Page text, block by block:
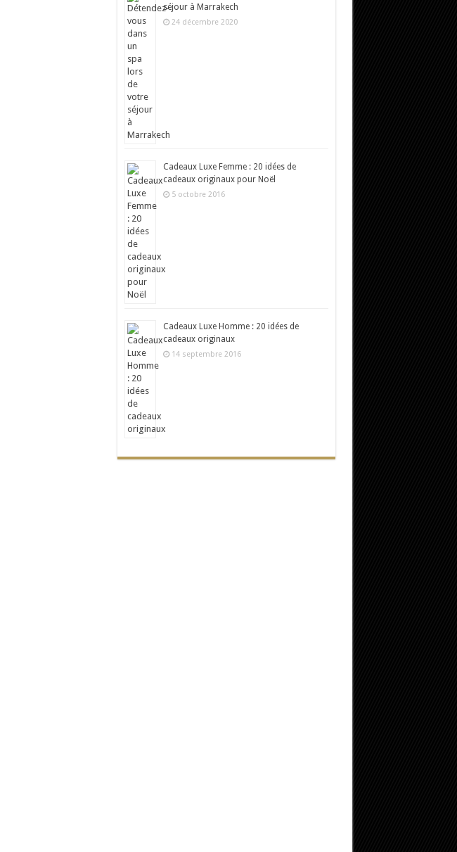
séjour à Marrakech
24 décembre 2020
Cadeaux Luxe Femme : 20 idées de
cadeaux originaux pour Noël
5 octobre 2016
Cadeaux Luxe Homme : 20 idées de
cadeaux originaux
14 septembre 2016